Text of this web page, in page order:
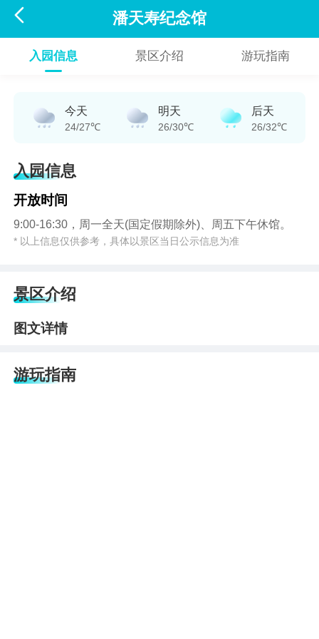
 潘天寿纪念馆
入园信息 景区介绍 游玩指南
今天
24/27℃
明天
26/30℃
后天
26/32℃
入园信息
开放时间
9:00-16:30，周一全天(国定假期除外)、周五下午休馆。
* 以上信息仅供参考，具体以景区当日公示信息为准
景区介绍
图文详情
游玩指南